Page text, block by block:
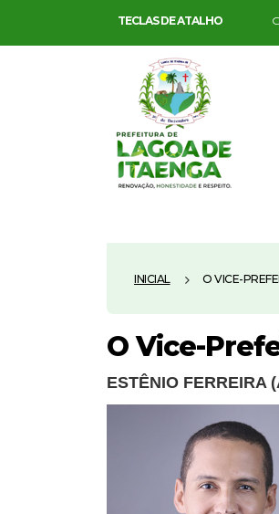
TECLAS DE ATALHO
INICIAL O VICE-
O Vice-
ESTÊNIO FERREIRA